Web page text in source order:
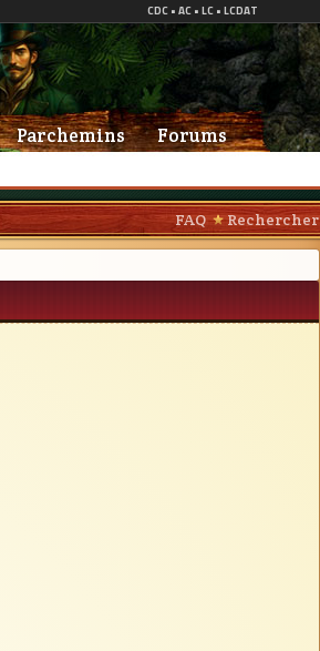
Parchemins Forums
FAQ Rechercher